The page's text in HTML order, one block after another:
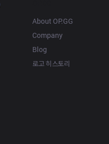
About OP.GG
Company
Blog
로고 히스토리